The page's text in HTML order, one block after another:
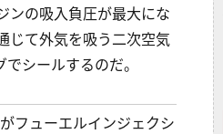
ンの吸入負圧が最大にな
じて外気を吸う二次空気
シールするのだ。
フューエルインジェクシ